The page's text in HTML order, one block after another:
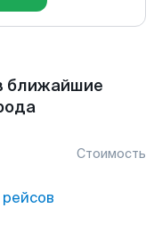
ближайшие
Стоимость